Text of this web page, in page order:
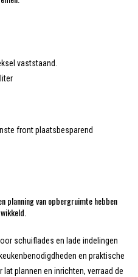
vaststaand.
front plaatsbesparend
planning van opbergruimte hebben
schuiflades en lade indelingen
en praktische
plannen en inrichten, verraad de